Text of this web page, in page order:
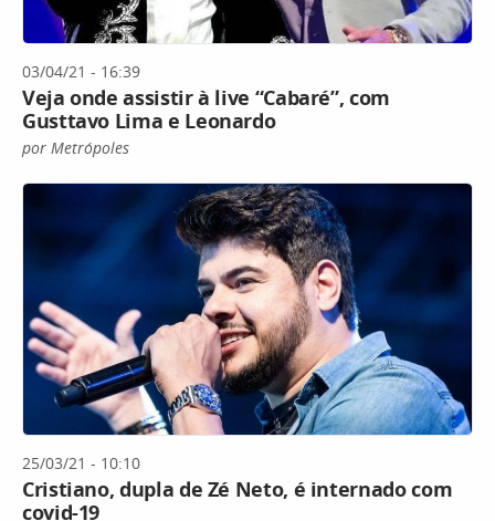
03/04/21 - 16:39
Veja onde assistir à live “Cabaré”, com
Gusttavo Lima e Leonardo
por Metrópoles
25/03/21 - 10:10
Cristiano, dupla de Zé Neto, é internado com
covid-19